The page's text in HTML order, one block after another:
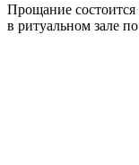
Прощание состоится
в ритуальном зале